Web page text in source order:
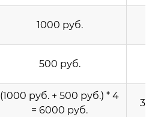
1000 руб.
500 руб.
(1000 руб. + 500 руб.) * 4
= 6000 руб.